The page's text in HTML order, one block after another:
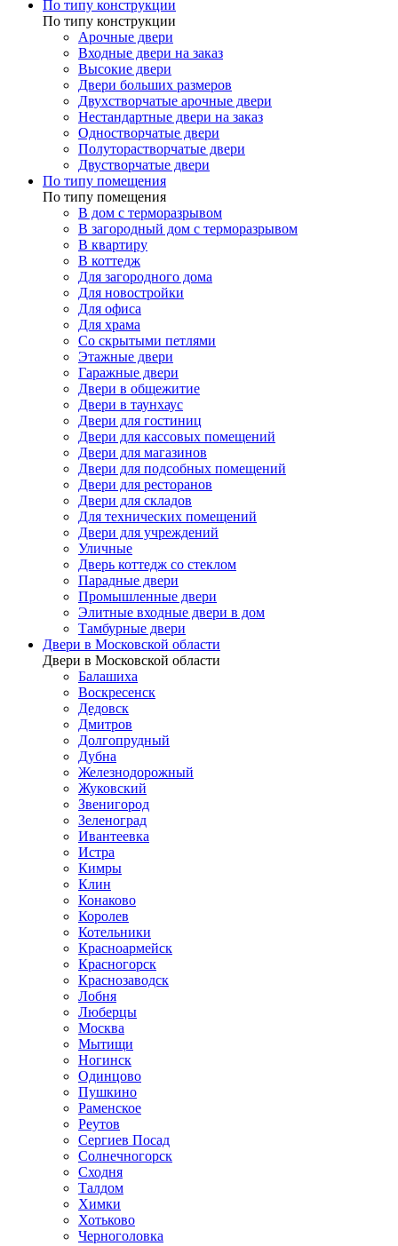
По типу конструкции
По типу конструкции
Арочные двери
Входные двери на заказ
Высокие двери
Двери больших размеров
Двухстворчатые арочные двери
Нестандартные двери на заказ
Одностворчатые двери
Полуторастворчатые двери
Двустворчатые двери
По типу помещения
По типу помещения
В дом с терморазрывом
В загородный дом с терморазрывом
В квартиру
В коттедж
Для загородного дома
Для новостройки
Для офиса
Для храма
Со скрытыми петлями
Этажные двери
Гаражные двери
Двери в общежитие
Двери в таунхаус
Двери для гостиниц
Двери для кассовых помещений
Двери для магазинов
Двери для подсобных помещений
Двери для ресторанов
Двери для складов
Для технических помещений
Двери для учреждений
Уличные
Дверь коттедж со стеклом
Парадные двери
Промышленные двери
Элитные входные двери в дом
Тамбурные двери
Двери в Московской области
Двери в Московской области
Балашиха
Воскресенск
Дедовск
Дмитров
Долгопрудный
Дубна
Железнодорожный
Жуковский
Звенигород
Зеленоград
Ивантеевка
Истра
Кимры
Клин
Конаково
Королев
Котельники
Красноармейск
Красногорск
Краснозаводск
Лобня
Люберцы
Москва
Мытищи
Ногинск
Одинцово
Пушкино
Раменское
Реутов
Сергиев Посад
Солнечногорск
Сходня
Талдом
Химки
Хотьково
Черноголовка